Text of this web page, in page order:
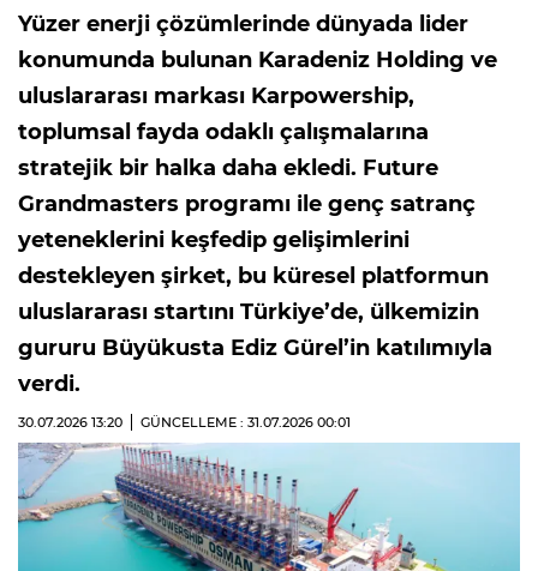
Yüzer enerji çözümlerinde dünyada lider
konumunda bulunan Karadeniz Holding ve
uluslararası markası Karpowership,
toplumsal fayda odaklı çalışmalarına
stratejik bir halka daha ekledi. Future
Grandmasters programı ile genç satranç
yeteneklerini keşfedip gelişimlerini
destekleyen şirket, bu küresel platformun
uluslararası startını Türkiye’de, ülkemizin
gururu Büyükusta Ediz Gürel’in katılımıyla
verdi.
30.07.2026 13:20 GÜNCELLEME : 31.07.2026 00:01